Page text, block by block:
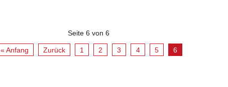
Seite 6 von 6
« Anfang Zurück 1 2 3 4 5 6